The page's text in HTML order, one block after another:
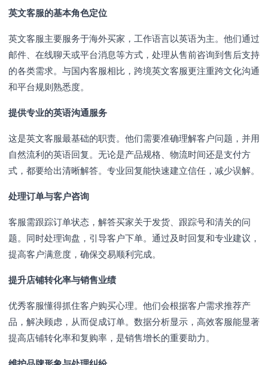
英文客服的基本角色定位
英文客服主要服务于海外买家，工作语言以英语为主。他们通过
邮件、在线聊天或平台消息等方式，处理从售前咨询到售后支持
的各类需求。与国内客服相比，跨境英文客服更注重跨文化沟通
和平台规则熟悉度。
提供专业的英语沟通服务
这是英文客服最基础的职责。他们需要准确理解客户问题，并用
自然流利的英语回复。无论是产品规格、物流时间还是支付方
式，都要给出清晰解答。专业回复能快速建立信任，减少误解。
处理订单与客户咨询
客服需跟踪订单状态，解答买家关于发货、跟踪号和清关的问
题。同时处理询盘，引导客户下单。通过及时回复和专业建议，
提高客户满意度，确保交易顺利完成。
提升店铺转化率与销售业绩
优秀客服懂得抓住客户购买心理。他们会根据客户需求推荐产
品，解决顾虑，从而促成订单。数据分析显示，高效客服能显著
提高店铺转化率和复购率，是销售增长的重要助力。